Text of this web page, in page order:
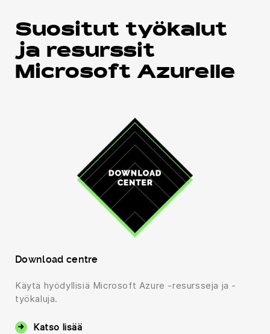
Suositut työkalut
ja resurssit
Microsoft Azurelle
Download centre
Käytä hyödyllisiä Microsoft Azure -resursseja ja -
työkaluja.
Katso lisää